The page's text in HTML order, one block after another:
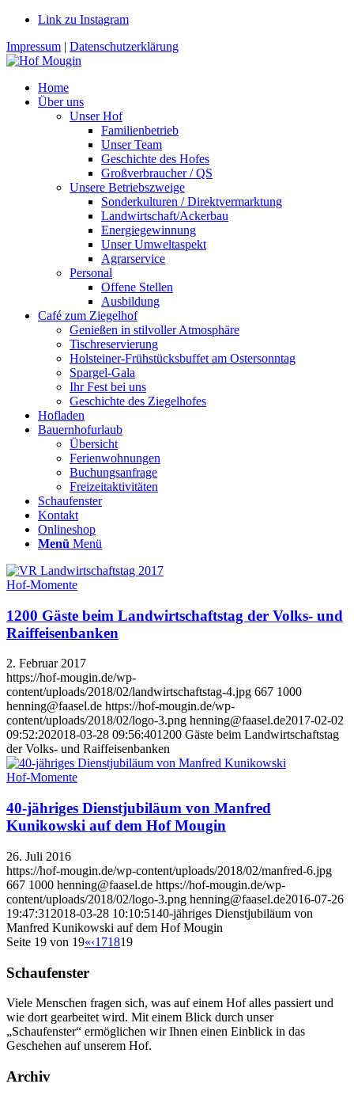
Link zu Instagram
Impressum | Datenschutzerklärung
Home
Über uns
Unser Hof
Familienbetrieb
Unser Team
Geschichte des Hofes
Großverbraucher / QS
Unsere Betriebszweige
Sonderkulturen / Direktvermarktung
Landwirtschaft/Ackerbau
Energiegewinnung
Unser Umweltaspekt
Agrarservice
Personal
Offene Stellen
Ausbildung
Café zum Ziegelhof
Genießen in stilvoller Atmosphäre
Tischreservierung
Holsteiner-Frühstücksbuffet am Ostersonntag
Spargel-Gala
Ihr Fest bei uns
Geschichte des Ziegelhofes
Hofladen
Bauernhofurlaub
Übersicht
Ferienwohnungen
Buchungsanfrage
Freizeitaktivitäten
Schaufenster
Kontakt
Onlineshop
Menü Menü
Hof-Momente
1200 Gäste beim Landwirtschaftstag der Volks- und
Raiffeisenbanken
2. Februar 2017
https://hof-mougin.de/wp-
content/uploads/2018/02/landwirtschaftstag-4.jpg 667 1000
henning@faasel.de https://hof-mougin.de/wp-
content/uploads/2018/02/logo-3.png henning@faasel.de2017-02-02
09:52:202018-03-28 09:56:401200 Gäste beim Landwirtschaftstag
der Volks- und Raiffeisenbanken
Hof-Momente
40-jähriges Dienstjubiläum von Manfred
Kunikowski auf dem Hof Mougin
26. Juli 2016
https://hof-mougin.de/wp-content/uploads/2018/02/manfred-6.jpg
667 1000 henning@faasel.de https://hof-mougin.de/wp-
content/uploads/2018/02/logo-3.png henning@faasel.de2016-07-26
19:47:31 2018-03-28 10:10:5140-jähriges Dienstjubiläum von
Manfred Kunikowski auf dem Hof Mougin
Seite 19 von 19«‹171819
Schaufenster
Viele Menschen fragen sich, was auf einem Hof alles passiert und
wie dort gearbeitet wird. Mit einem Blick durch unser
„Schaufenster“ ermöglichen wir Ihnen einen Einblick in das
Geschehen auf unserem Hof.
Archiv